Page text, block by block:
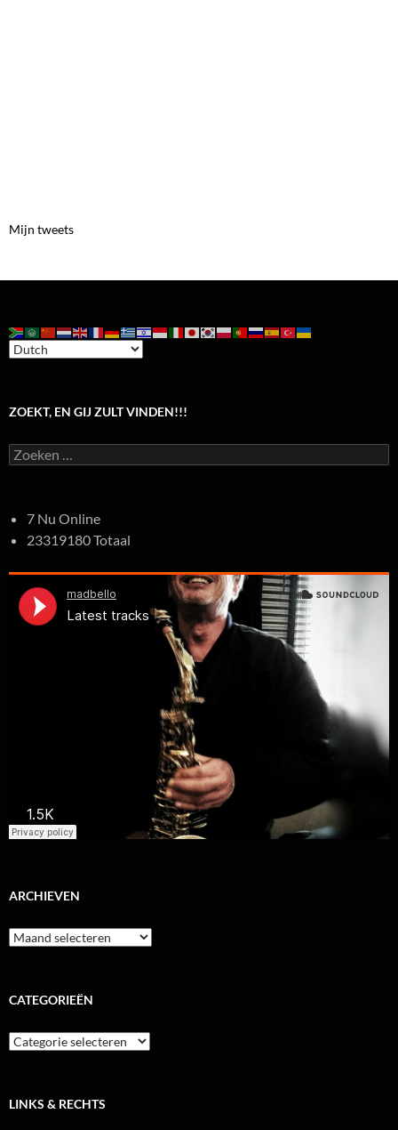
Mijn tweets
ZOEKT, EN GIJ ZULT VINDEN!!!
Zoeken
naar:
7 Nu Online
23319180 Totaal
ARCHIEVEN
Archieven
CATEGORIEËN
Categorieën
LINKS & RECHTS